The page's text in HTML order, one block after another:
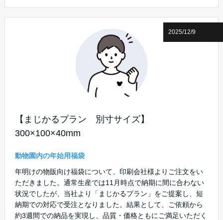
【まじかるプラン 別寸サイズ】
300×100×40mm
動物園内の年始用福袋
年明けの物販向け福袋について、印刷会社様よりご注文をい
ただきました。通常生産では11月時点で納期に間に合わない
状況でしたが、当社より「まじかるプラン」をご提案し、短
納期での対応で受注となりました。結果として、ご依頼から
約3週間での納品を実現し、品質・価格ともにご満足いただく
2025/12/9